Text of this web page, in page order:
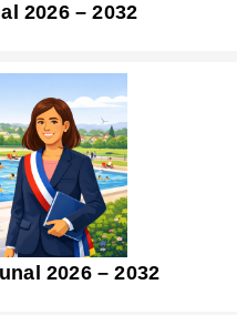
2026 – 2032
2026 – 2032